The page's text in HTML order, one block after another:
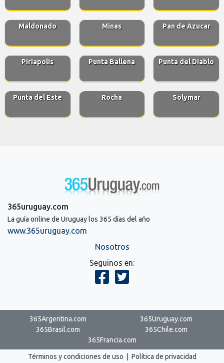
Maldonado Minas Pan de Azucar
Piriapolis Punta Ballena Punta del Diablo
Punta del Este Rocha Solymar
365uruguay.com
La guía online de Uruguay los 365 días del año
www.365uruguay.com
Nosotros
Seguinos en:
365Argentina.com
365Uruguay.com
365Brasil.com
365Chile.com
365Francia.com
Términos y condiciones de uso Política de privacidad